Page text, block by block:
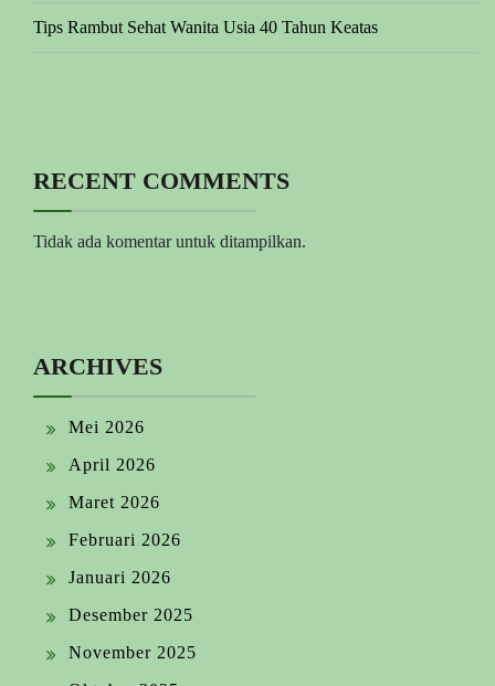
Tips Rambut Sehat Wanita Usia 40 Tahun Keatas
RECENT COMMENTS
Tidak ada komentar untuk ditampilkan.
ARCHIVES
Mei 2026
April 2026
Maret 2026
Februari 2026
Januari 2026
Desember 2025
November 2025